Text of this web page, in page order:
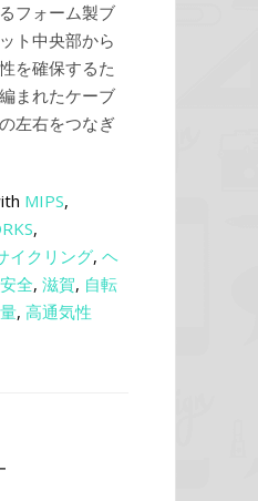
フォーム製ブ
ト中央部から
を確保するた
まれたケーブ
左右をつなぎ
MIPS,
,
イクリング, ヘ
安全, 滋賀, 自転
, 高通気性